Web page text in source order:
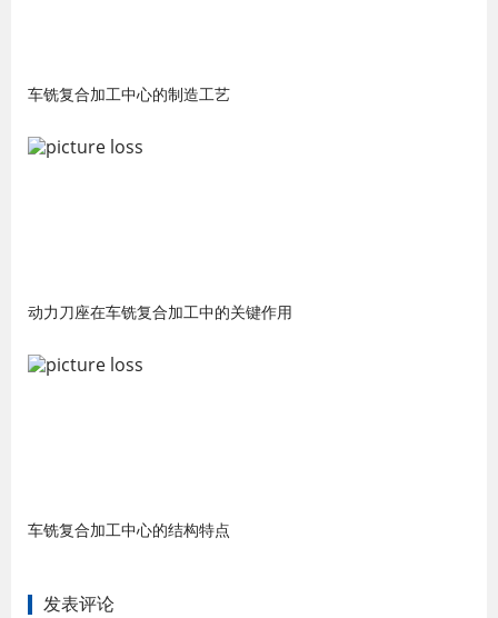
车铣复合加工中心的制造工艺
动力刀座在车铣复合加工中的关键作用
车铣复合加工中心的结构特点
发表评论